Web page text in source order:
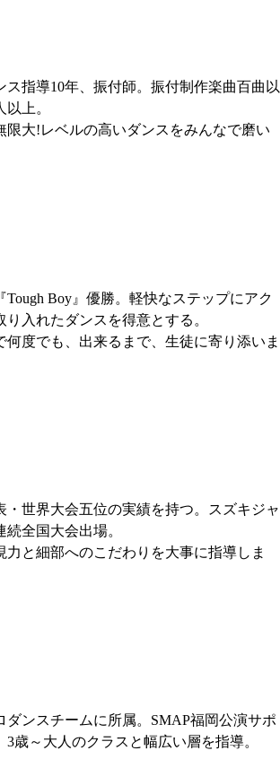
ス指導10年、振付師。振付制作楽曲百曲以
以上。
限大!レベルの高いダンスをみんなで磨い
Boy』優勝。軽快なステップにアク
り入れたダンスを得意とする。
何度でも、出来るまで、生徒に寄り添いま
・世界大会五位の実績を持つ。スズキジャ
全国大会出場。
力と細部へのこだわりを大事に指導しま
ダンスチームに所属。SMAP福岡公演サポ
歳～大人のクラスと幅広い層を指導。